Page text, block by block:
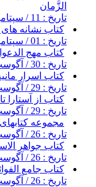
الزَّمان
تاریخ : 11 / سپتامبر / 2018
کتاب نشانه های
تاریخ : 01 / سپتامبر / 2018
کتاب مهج
تاریخ : 30 / آگوست / 2018
کتاب اسرار
تاریخ : 29 / آگوست / 2018
کتاب از آستارا
تاریخ : 29 / آگوست / 2018
مجموعه کتابهای
تاریخ : 26 / آگوست / 2018
کتاب جواهر
تاریخ : 26 / آگوست / 2018
کتاب جامع
تاریخ : 26 / آگوست / 2018